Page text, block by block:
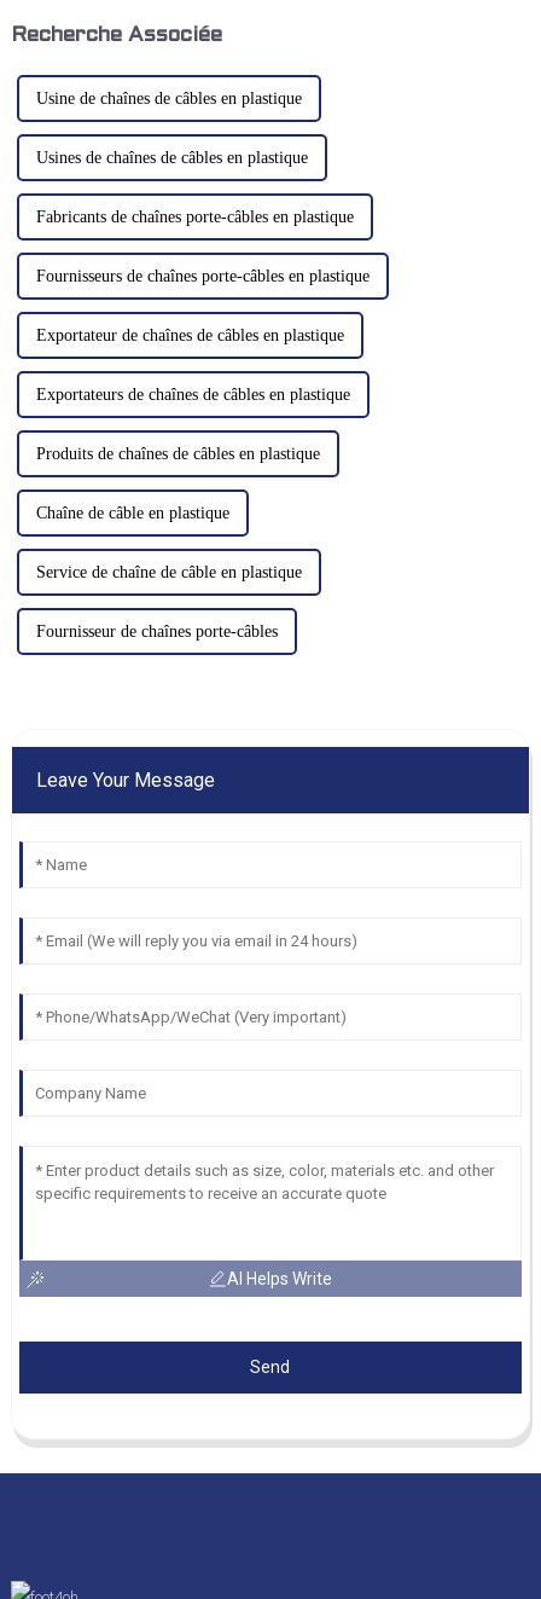
composants électriques et
contrôle...
machines…
Recherche Associée
Usine de chaînes de câbles en plastique
Usines de chaînes de câbles en plastique
Fabricants de chaînes porte-câbles en plastique
Fournisseurs de chaînes porte-câbles en plastique
Exportateur de chaînes de câbles en plastique
Exportateurs de chaînes de câbles en plastique
Produits de chaînes de câbles en plastique
Chaîne de câble en plastique
Service de chaîne de câble en plastique
Fournisseur de chaînes porte-câbles
Leave Your Message
AI Helps Write
Send